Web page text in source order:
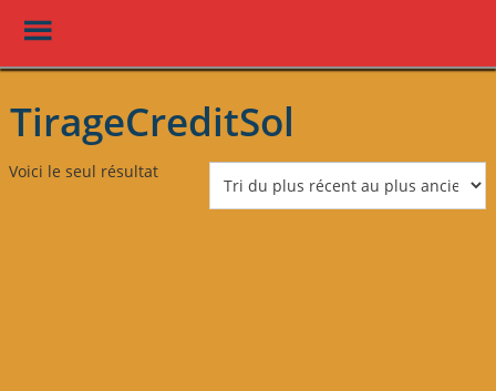
to
TirageCreditSol
Voici le seul résultat